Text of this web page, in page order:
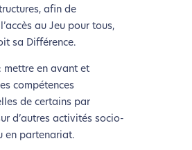
ça vous
ce site Internet dans le cadre
forte d’écoconception.
afin de
au Jeu pour tous,
sa Différence.
mettre en avant et
compétences
de certains par
d’autres activités socio-
en partenariat.